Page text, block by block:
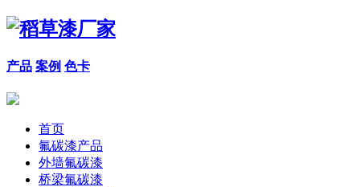
产品 案例 色卡
首页
氟碳漆产品
外墙氟碳漆
桥梁氟碳漆